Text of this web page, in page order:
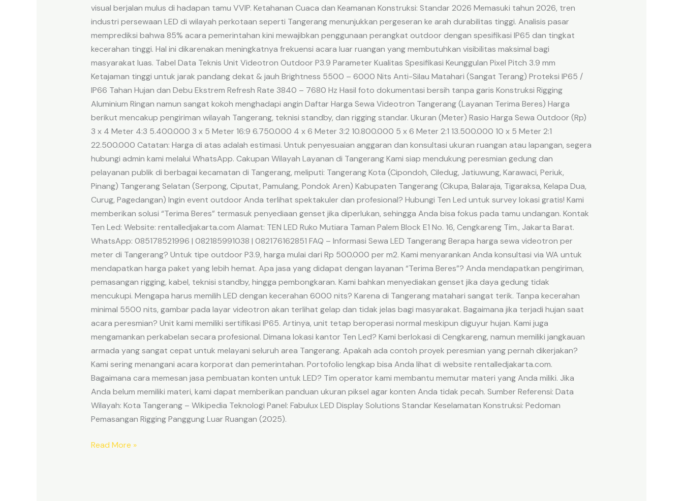
visual berjalan mulus di hadapan tamu VVIP. Ketahanan Cuaca dan Keamanan Konstruksi: Standar 2026 Memasuki tahun 2026, tren
industri persewaan LED di wilayah perkotaan seperti Tangerang menunjukkan pergeseran ke arah durabilitas tinggi. Analisis pasar
memprediksi bahwa 85% acara pemerintahan kini mewajibkan penggunaan perangkat outdoor dengan spesifikasi IP65 dan tingkat
kecerahan tinggi. Hal ini dikarenakan meningkatnya frekuensi acara luar ruangan yang membutuhkan visibilitas maksimal bagi
masyarakat luas. Tabel Data Teknis Unit Videotron Outdoor P3.9 Parameter Kualitas Spesifikasi Keunggulan Pixel Pitch 3.9 mm
Ketajaman tinggi untuk jarak pandang dekat & jauh Brightness 5500 – 6000 Nits Anti-Silau Matahari (Sangat Terang) Proteksi IP65 /
IP66 Tahan Hujan dan Debu Ekstrem Refresh Rate 3840 – 7680 Hz Hasil foto dokumentasi bersih tanpa garis Konstruksi Rigging
Aluminium Ringan namun sangat kokoh menghadapi angin Daftar Harga Sewa Videotron Tangerang (Layanan Terima Beres) Harga
berikut mencakup pengiriman wilayah Tangerang, teknisi standby, dan rigging standar. Ukuran (Meter) Rasio Harga Sewa Outdoor (Rp)
3 x 4 Meter 4:3 5.400.000 3 x 5 Meter 16:9 6.750.000 4 x 6 Meter 3:2 10.800.000 5 x 6 Meter 2:1 13.500.000 10 x 5 Meter 2:1
22.500.000 Catatan: Harga di atas adalah estimasi. Untuk penyesuaian anggaran dan konsultasi ukuran ruangan atau lapangan, segera
hubungi admin kami melalui WhatsApp. Cakupan Wilayah Layanan di Tangerang Kami siap mendukung peresmian gedung dan
pelayanan publik di berbagai kecamatan di Tangerang, meliputi: Tangerang Kota (Cipondoh, Ciledug, Jatiuwung, Karawaci, Periuk,
Pinang) Tangerang Selatan (Serpong, Ciputat, Pamulang, Pondok Aren) Kabupaten Tangerang (Cikupa, Balaraja, Tigaraksa, Kelapa Dua,
Curug, Pagedangan) Ingin event outdoor Anda terlihat spektakuler dan profesional? Hubungi Ten Led untuk survey lokasi gratis! Kami
memberikan solusi “Terima Beres” termasuk penyediaan genset jika diperlukan, sehingga Anda bisa fokus pada tamu undangan. Kontak
Ten Led: Website: rentalledjakarta.com Alamat: TEN LED Ruko Mutiara Taman Palem Block E1 No. 16, Cengkareng Tim., Jakarta Barat.
WhatsApp: 085178521996 | 082185991038 | 082176162851 FAQ – Informasi Sewa LED Tangerang Berapa harga sewa videotron per
meter di Tangerang? Untuk tipe outdoor P3.9, harga mulai dari Rp 500.000 per m2. Kami menyarankan Anda konsultasi via WA untuk
mendapatkan harga paket yang lebih hemat. Apa jasa yang didapat dengan layanan “Terima Beres”? Anda mendapatkan pengiriman,
pemasangan rigging, kabel, teknisi standby, hingga pembongkaran. Kami bahkan menyediakan genset jika daya gedung tidak
mencukupi. Mengapa harus memilih LED dengan kecerahan 6000 nits? Karena di Tangerang matahari sangat terik. Tanpa kecerahan
minimal 5500 nits, gambar pada layar videotron akan terlihat gelap dan tidak jelas bagi masyarakat. Bagaimana jika terjadi hujan saat
acara peresmian? Unit kami memiliki sertifikasi IP65. Artinya, unit tetap beroperasi normal meskipun diguyur hujan. Kami juga
mengamankan perkabelan secara profesional. Dimana lokasi kantor Ten Led? Kami berlokasi di Cengkareng, namun memiliki jangkauan
armada yang sangat cepat untuk melayani seluruh area Tangerang. Apakah ada contoh proyek peresmian yang pernah dikerjakan?
Kami sering menangani acara korporat dan pemerintahan. Portofolio lengkap bisa Anda lihat di website rentalledjakarta.com.
Bagaimana cara memesan jasa pembuatan konten untuk LED? Tim operator kami membantu memutar materi yang Anda miliki. Jika
Anda belum memiliki materi, kami dapat memberikan panduan ukuran piksel agar konten Anda tidak pecah. Sumber Referensi: Data
Wilayah: Kota Tangerang – Wikipedia Teknologi Panel: Fabulux LED Display Solutions Standar Keselamatan Konstruksi: Pedoman
Pemasangan Rigging Panggung Luar Ruangan (2025).
Read More »